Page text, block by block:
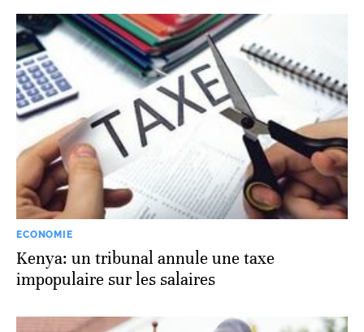
ECONOMIE
Kenya: un tribunal annule une taxe
impopulaire sur les salaires